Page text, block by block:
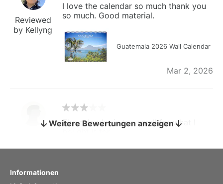
Reviewed
by Kellyng
I love the calendar so much thank you
so much. Good material.
Guatemala 2026 Wall Calendar
Mar 2, 2026
by charles
The calendar is too small for what I
Weitere Bewertungen anzeigen
Informationen